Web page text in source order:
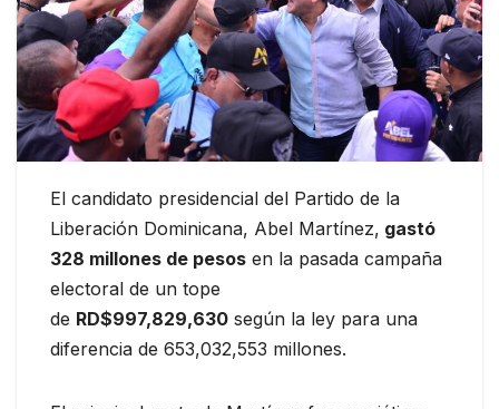
El candidato presidencial del Partido de la
Liberación Dominicana, Abel Martínez, gastó
328 millones de pesos en la pasada campaña
electoral de un tope
de RD$997,829,630 según la ley para una
diferencia de 653,032,553 millones.